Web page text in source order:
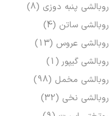
روبالشی پنبه دوزی (8)
روبالشی ساتن (4)
روبالشی عروس (13)
روبالشی گیپور (1)
روبالشی مخمل (98)
روبالشی نخی (32)